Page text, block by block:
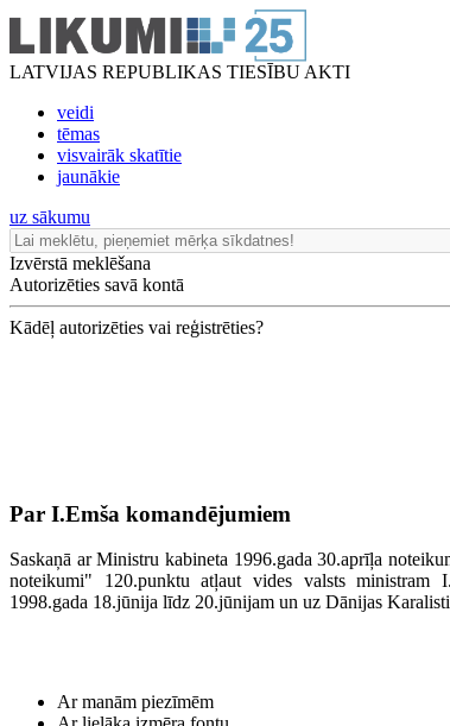
LATVIJAS REPUBLIKAS TIESĪBU AKTI
veidi
tēmas
visvairāk skatītie
jaunākie
uz sākumu
Izvērstā meklēšana
Autorizēties savā kontā
Kādēļ autorizēties vai reģistrēties?
Par I.Emša komandējumiem
Saskaņā ar Ministru kabineta 1996.gada 30.aprīļa
noteikumi" 120.punktu atļaut vides valsts ministram
1998.gada 18.jūnija līdz 20.jūnijam un uz Dānijas
Ar manām piezīmēm